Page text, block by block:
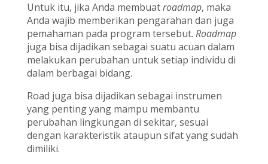
Untuk itu, jika Anda membuatroadmap, maka
Anda wajib memberikan pengarahan dan juga
pemahaman pada program tersebut. Roadmap
juga bisa dijadikan sebagai suatu acuan dalam
melakukan perubahan untuk setiap individu di
dalam berbagai bidang.
Road juga bisa dijadikan sebagai instrumen
yang penting yang mampu membantu
perubahan lingkungan di sekitar, sesuai
dengan karakteristik ataupun sifat yang sudah
dimiliki.